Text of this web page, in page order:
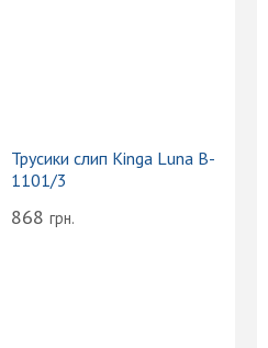
Трусики слип Kinga Luna B-
1101/3
868 грн.